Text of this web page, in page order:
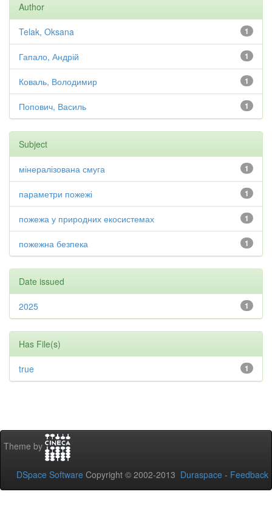
Author
1
Telak, Oksana
1
Гапало, Андрій
1
Коваль, Володимир
1
Попович, Василь
Subject
1
мінералізована смуга
1
параметри пожежі
1
пожежа у природних екосистемах
1
пожежна безпека
Date issued
1
2025
Has File(s)
1
true
Theme by
DSpace Software Copyright © 2002-2013 Duraspace - Feedback